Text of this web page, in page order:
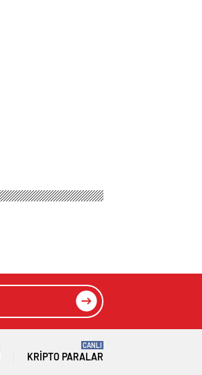
KRIPTO PARALAR
CANLI